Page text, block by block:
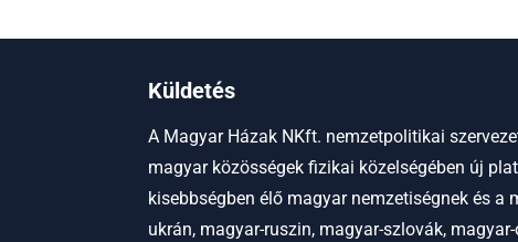
Küldetés
A Magyar Házak NKft. nemzetpolitikai
magyar közösségek fizikai közelségében új
kisebbségben élő magyar nemzetiségnek és a
ukrán, magyar-ruszin, magyar-szlovák,